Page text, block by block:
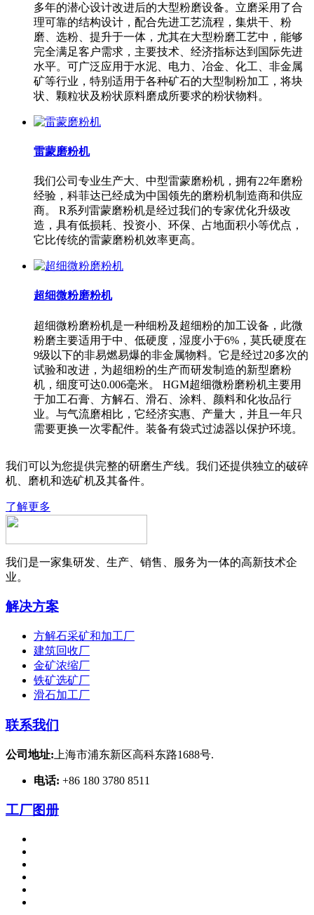
多年的潜心设计改进后的大型粉磨设备。立磨采用了合
理可靠的结构设计，配合先进工艺流程，集烘干、粉
磨、选粉、提升于一体，尤其在大型粉磨工艺中，能够
完全满足客户需求，主要技术、经济指标达到国际先进
水平。可广泛应用于水泥、电力、冶金、化工、非金属
矿等行业，特别适用于各种矿石的大型制粉加工，将块
状、颗粒状及粉状原料磨成所要求的粉状物料。
雷蒙磨粉机
我们公司专业生产大、中型雷蒙磨粉机，拥有22年磨粉
经验，科菲达已经成为中国领先的磨粉机制造商和供应
商。 R系列雷蒙磨粉机是经过我们的专家优化升级改
造，具有低损耗、投资小、环保、占地面积小等优点，
它比传统的雷蒙磨粉机效率更高。
超细微粉磨粉机
超细微粉磨粉机是一种细粉及超细粉的加工设备，此微
粉磨主要适用于中、低硬度，湿度小于6%，莫氏硬度在
9级以下的非易燃易爆的非金属物料。它是经过20多次的
试验和改进，为超细粉的生产而研发制造的新型磨粉
机，细度可达0.006毫米。 HGM超细微粉磨粉机主要用
于加工石膏、方解石、滑石、涂料、颜料和化妆品行
业。与气流磨相比，它经济实惠、产量大，并且一年只
需要更换一次零配件。装备有袋式过滤器以保护环境。
我们可以为您提供完整的研磨生产线。我们还提供独立的破碎
机、磨机和选矿机及其备件。
了解更多
我们是一家集研发、生产、销售、服务为一体的高新技术企
业。
解决方案
方解石采矿和加工厂
建筑回收厂
金矿浓缩厂
铁矿选矿厂
滑石加工厂
联系我们
公司地址: 上海市浦东新区高科东路1688号.
电话: +86 180 3780 8511
工厂图册